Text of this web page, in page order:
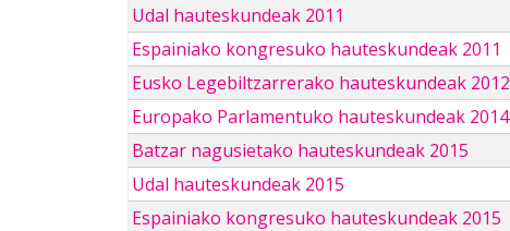
Udal hauteskundeak 2011
Espainiako kongresuko hauteskundeak 2011
Eusko Legebiltzarrerako hauteskundeak 2012
Europako Parlamentuko hauteskundeak 2014
Batzar nagusietako hauteskundeak 2015
Udal hauteskundeak 2015
Espainiako kongresuko hauteskundeak 2015